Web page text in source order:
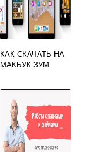
КАК СКАЧАТЬ НА
МАКБУК ЗУМ